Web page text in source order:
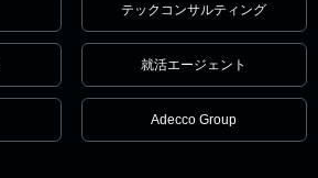
テックコンサルティング
就活エージェント
Adecco Group